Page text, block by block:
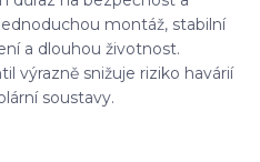
montáž, stabilní
a dlouhou životnost.
výrazně snižuje riziko havárií
soustavy.